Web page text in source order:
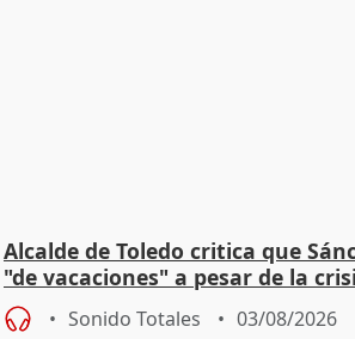
Alcalde de Toledo critica que
"de vacaciones" a pesar de la
Sonido Totales 03/08/2026